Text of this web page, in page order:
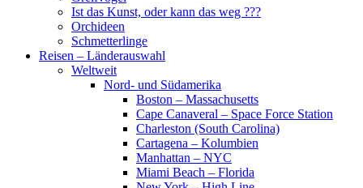
Ist das Kunst, oder kann das weg ???
Orchideen
Schmetterlinge
Reisen – Länderauswahl
Weltweit
Nord- und Südamerika
Boston – Massachusetts
Cape Canaveral – Space Force Station
Charleston (South Carolina)
Cartagena – Kolumbien
Manhattan – NYC
Miami Beach – Florida